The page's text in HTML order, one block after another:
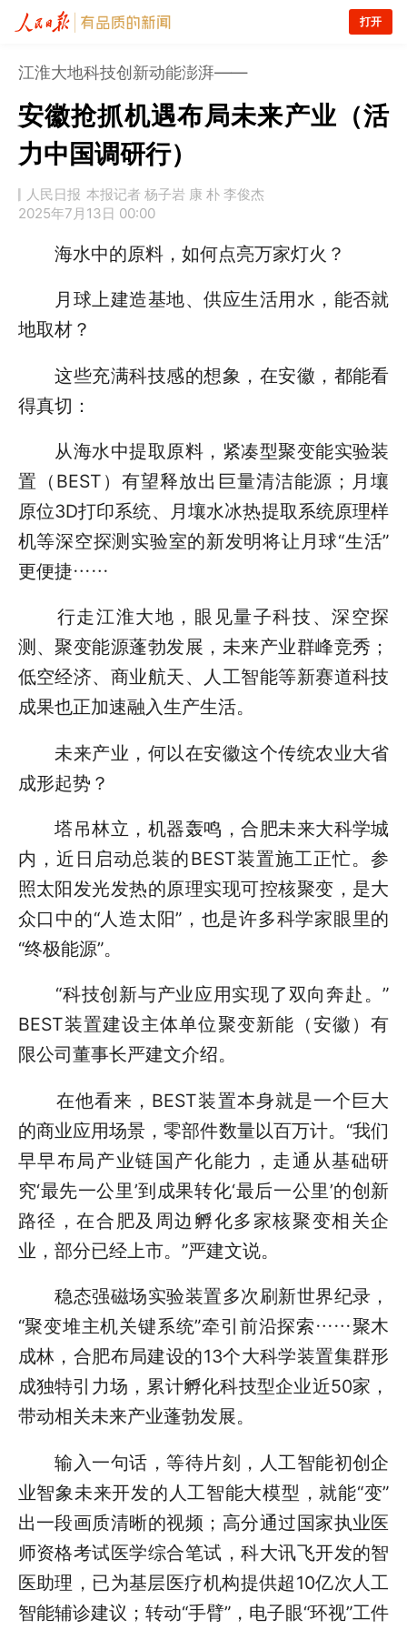
打开
江淮大地科技创新动能澎湃——
安徽抢抓机遇布局未来产业（活
力中国调研行）
人民日报 本报记者 杨子岩 康 朴 李俊杰
2025年7月13日 00:00
海水中的原料，如何点亮万家灯火？
月球上建造基地、供应生活用水，能否就
地取材？
这些充满科技感的想象，在安徽，都能看
得真切：
从海水中提取原料，紧凑型聚变能实验装
置（BEST）有望释放出巨量清洁能源；月壤
原位3D打印系统、月壤水冰热提取系统原理样
机等深空探测实验室的新发明将让月球“生活”
更便捷……
行走江淮大地，眼见量子科技、深空探
测、聚变能源蓬勃发展，未来产业群峰竞秀；
低空经济、商业航天、人工智能等新赛道科技
成果也正加速融入生产生活。
未来产业，何以在安徽这个传统农业大省
成形起势？
塔吊林立，机器轰鸣，合肥未来大科学城
内，近日启动总装的BEST装置施工正忙。参
照太阳发光发热的原理实现可控核聚变，是大
众口中的“人造太阳”，也是许多科学家眼里的
“终极能源”。
“科技创新与产业应用实现了双向奔赴。”
BEST装置建设主体单位聚变新能（安徽）有
限公司董事长严建文介绍。
在他看来，BEST装置本身就是一个巨大
的商业应用场景，零部件数量以百万计。“我们
早早布局产业链国产化能力，走通从基础研
究‘最先一公里’到成果转化‘最后一公里’的创新
路径，在合肥及周边孵化多家核聚变相关企
业，部分已经上市。”严建文说。
稳态强磁场实验装置多次刷新世界纪录，
“聚变堆主机关键系统”牵引前沿探索……聚木
成林，合肥布局建设的13个大科学装置集群形
成独特引力场，累计孵化科技型企业近50家，
带动相关未来产业蓬勃发展。
输入一句话，等待片刻，人工智能初创企
业智象未来开发的人工智能大模型，就能“变”
出一段画质清晰的视频；高分通过国家执业医
师资格考试医学综合笔试，科大讯飞开发的智
医助理，已为基层医疗机构提供超10亿次人工
智能辅诊建议；转动“手臂”，电子眼“环视”工件